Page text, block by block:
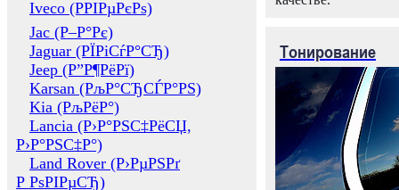
Iveco (РРІРµРєРѕ)
Jac (Р–Р°Рє)
Jaguar (РЇРіСѓР°СЂ)
Jeep (Р”Р¶РёРї)
Karsan (РљР°СЂСЃР°РЅ)
Kia (РљРёР°)
Lancia (Р›Р°РЅС‡РёСЏ,
Р›Р°РЅС‡Р°)
Land Rover (Р›РµРЅРґ
Р РѕРІРµСЂ)
Тонирование